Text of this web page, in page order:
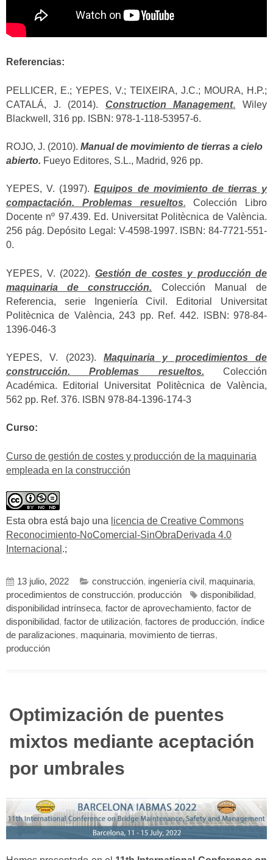
Referencias:
PELLICER, E.; YEPES, V.; TEIXEIRA, J.C.; MOURA, H.P.;
CATALÁ, J. (2014). Construction Management. Wiley
Blackwell, 316 pp. ISBN: 978-1-118-53957-6.
ROJO, J. (2010). Manual de movimiento de tierras a cielo
abierto. Fueyo Editores, S.L., Madrid, 926 pp.
YEPES, V. (1997).Equipos de movimiento de tierras y
compactación. Problemas resueltos. Colección Libro
Docente nº 97.439. Ed. Universitat Politècnica de València.
256 pág. Depósito Legal: V-4598-1997. ISBN: 84-7721-551-
0.
YEPES, V. (2022). Gestión de costes y producción de
maquinaria de construcción. Colección Manual de
Referencia, serie Ingeniería Civil. Editorial Universitat
Politècnica de València, 243 pp. Ref. 442. ISBN: 978-84-
1396-046-3
YEPES, V. (2023). Maquinaria y procedimientos de
construcción. Problemas resueltos. Colección
Académica. Editorial Universitat Politècnica de València,
562 pp. Ref. 376. ISBN 978-84-1396-174-3
Curso:
Curso de gestión de costes y producción de la maquinaria
empleada en la construcción
Esta obra está bajo una licencia de Creative Commons
Reconocimiento-NoComercial-SinObraDerivada 4.0
Internacional .;
13 julio, 2022 construcción, ingeniería civil , maquinaria,
procedimientos de construcción, producción disponibilidad,
disponibilidad intrínseca, factor de aprovechamiento, factor de
disponibilidad, factor de utilización, factores de producción, índice
de paralizaciones, maquinaria, movimiento de tierras,
producción
Optimización de puentes
mixtos mediante aceptación
por umbrales